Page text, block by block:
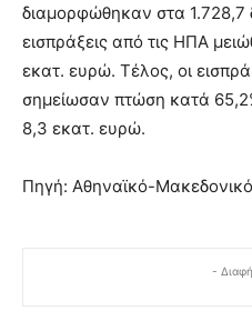
διαμορφώθηκαν στα 1.728,7
εισπράξεις από τις ΗΠΑ
εκατ. ευρώ. Τέλος, οι
σημείωσαν πτώση κατά
8,3 εκατ. ευρώ.
Πηγή: Αθηναϊκό-
-